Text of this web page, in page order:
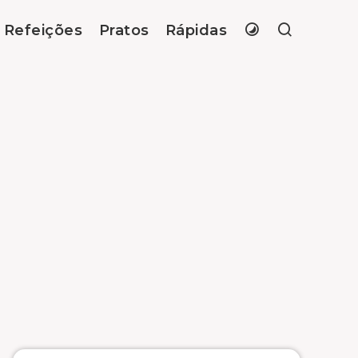
Refeições Pratos Rápidas